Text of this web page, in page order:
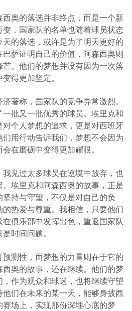
奥的落选并非终点，而是一个新
，国家队的名单也随着球员状态
的落选，或许是为了明天更好的
萨证明自己的价值，阿森西奥则
。他们的梦想并没有因为一次落
得更加坚定。
著称，国家队的竞争异常激烈。
批又一批优秀的球员。埃里克和
个人梦想的追求，更是对西班牙
用行动告诉我们，梦想不会因为
在磨砺中变得更加耀眼。
见过太多球员在逆境中放弃，也
埃里克和阿森西奥的故事，正是
持与守望，不仅是对自己的负
热爱与尊重。我相信，只要他们
俱乐部中发挥出色，重返国家队
时间问题。
测性，而梦想的力量则在于它的
奥的故事，还在继续。他们的梦
作为观众和球迷，也将继续守望
们在未来的某一天，能够身披西
场上，实现那份深埋心底的梦